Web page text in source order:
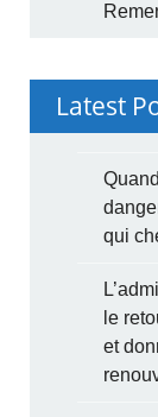
Latest
qui
le
et